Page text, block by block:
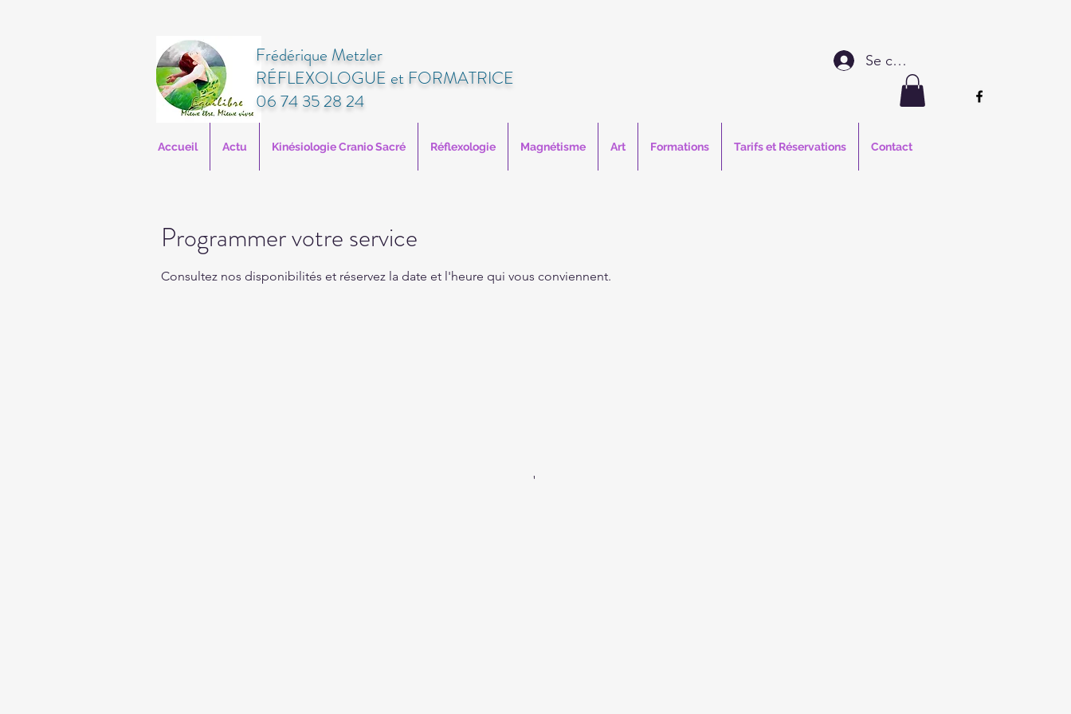
Frédérique Metzler
RÉFLEXOLOGUE et FORMATRICE
06 74 35 28 24
Accueil Actu Kinésiologie Cranio Sacré Réflexologie Magnétisme Art Formations Tarifs et Réservations Contact
Se connecter
Programmer votre service
Consultez nos disponibilités et réservez la date et l'heure qui vous conviennent.